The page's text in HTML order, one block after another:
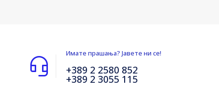
Имате прашања? Јавете ни се!
+389 2 2580 852
+389 2 3055 115